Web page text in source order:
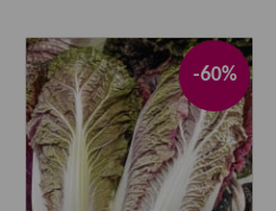
-60%